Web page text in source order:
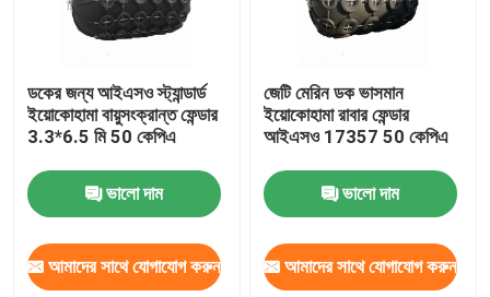
ডকের জন্য আইএসও স্ট্যান্ডার্ড
ইয়োকোহামা বায়ুসংক্রান্ত ফেন্ডার
3.3*6.5 মি 50 কেপিএ
ভালো দাম
আমাদের সাথে যোগাযোগ করুন
জেটি মেরিন ডক ভাসমান
ইয়োকোহামা রাবার ফেন্ডার
আইএসও 17357 50 কেপিএ
ভালো দাম
আমাদের সাথে যোগাযোগ করুন